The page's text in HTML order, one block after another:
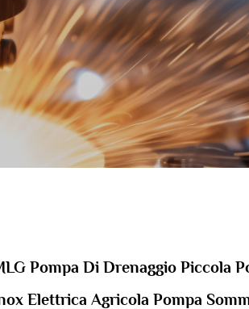
Pompa Di Drenaggio Piccola
Elettrica Agricola Pompa